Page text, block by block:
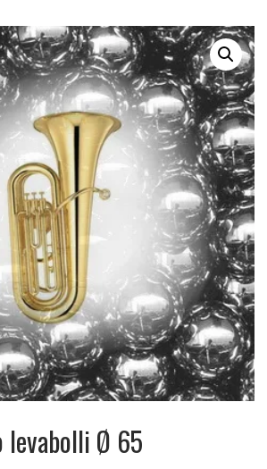
levabolli Ø 65